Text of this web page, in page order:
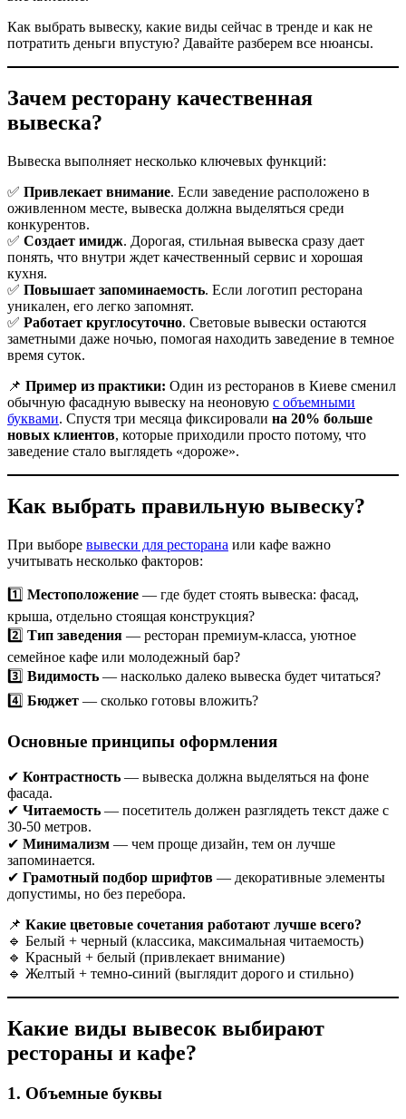
Как выбрать вывеску, какие виды сейчас в тренде и как не
потратить деньги впустую? Давайте разберем все нюансы.
Зачем ресторану качественная
вывеска?
Вывеска выполняет несколько ключевых функций:
✅ Привлекает внимание. Если заведение расположено в
оживленном месте, вывеска должна выделяться среди
конкурентов.
✅ Создает имидж. Дорогая, стильная вывеска сразу дает
понять, что внутри ждет качественный сервис и хорошая
кухня.
✅ Повышает запоминаемость. Если логотип ресторана
уникален, его легко запомнят.
✅ Работает круглосуточно. Световые вывески остаются
заметными даже ночью, помогая находить заведение в темное
время суток.
📌 Пример из практики: Один из ресторанов в Киеве сменил
обычную фасадную вывеску на неоновую с объемными
буквами. Спустя три месяца фиксировали на 20% больше
новых клиентов, которые приходили просто потому, что
заведение стало выглядеть «дороже».
Как выбрать правильную вывеску?
При выборе вывески для ресторана или кафе важно
учитывать несколько факторов:
1️⃣ Местоположение — где будет стоять вывеска: фасад,
крыша, отдельно стоящая конструкция?
2️⃣ Тип заведения — ресторан премиум-класса, уютное
семейное кафе или молодежный бар?
3️⃣ Видимость — насколько далеко вывеска будет читаться?
4️⃣ Бюджет — сколько готовы вложить?
Основные принципы оформления
✔ Контрастность — вывеска должна выделяться на фоне
фасада.
✔ Читаемость — посетитель должен разглядеть текст даже с
30-50 метров.
✔ Минимализм — чем проще дизайн, тем он лучше
запоминается.
✔ Грамотный подбор шрифтов — декоративные элементы
допустимы, но без перебора.
📌 Какие цветовые сочетания работают лучше всего?
🔹 Белый + черный (классика, максимальная читаемость)
🔹 Красный + белый (привлекает внимание)
🔹 Желтый + темно-синий (выглядит дорого и стильно)
Какие виды вывесок выбирают
рестораны и кафе?
1. Объемные буквы